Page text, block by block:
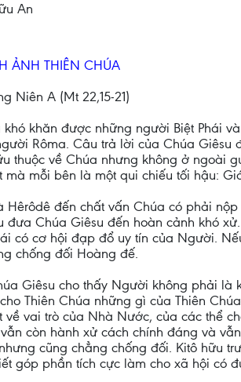
An
ẢNH THIÊN CHÚA
Niên A (Mt 22,15-21)
khăn được những người Biệt Phái
Rôma. Câu trả lời của Chúa
thuộc về Chúa nhưng không ở ngoài
mà mỗi bên là một qui chiếu tối hậu:
Hêrôdê đến chất vấn Chúa có phải
đưa Chúa Giêsu đến hoàn cảnh khó
có cơ hội đạp đổ uy tín của Người.
chống đối Hoàng đế.
Giêsu cho thấy Người không phải
Thiên Chúa những gì của Thiên
về vai trò của Nhà Nước, của các thể
còn hành xử cách chính đáng và
cũng chẳng chống đối. Kitô hữu
góp phần tích cực làm cho xã hội có